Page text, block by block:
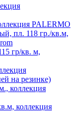
PALERMO
пл. 118 гр./кв.м,
гр/кв. м,
на резинке)
коллекция
коллекция